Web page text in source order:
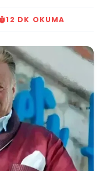
12 DK OKUMA